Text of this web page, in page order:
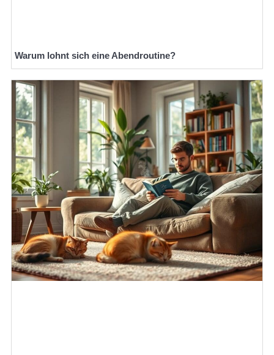
Warum lohnt sich eine Abendroutine?